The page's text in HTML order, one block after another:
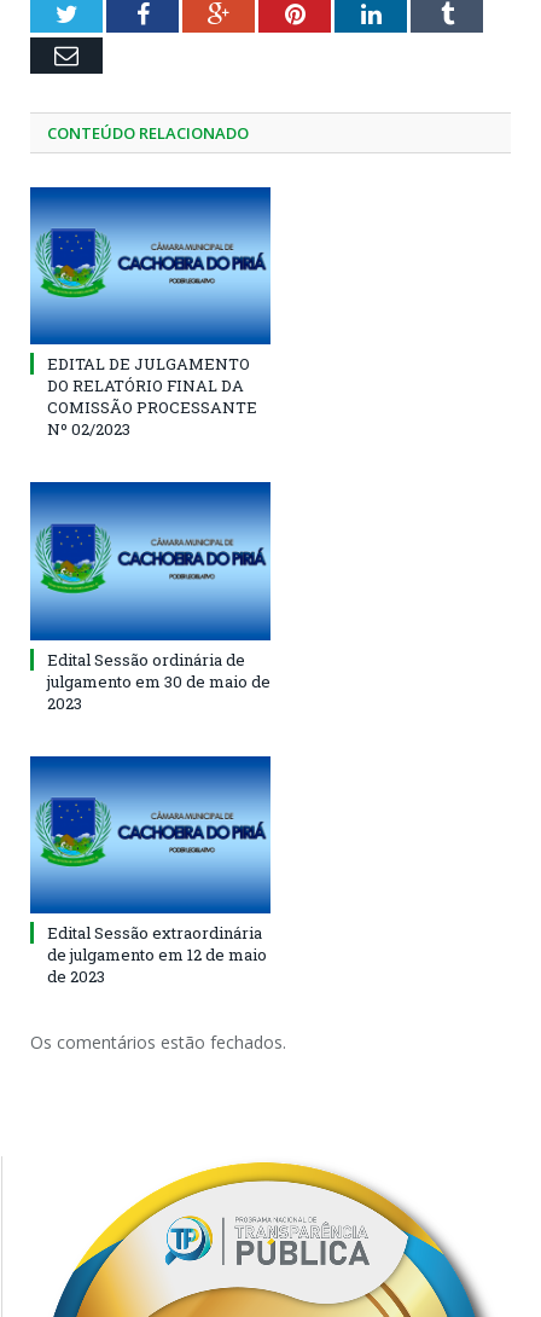
TwitterFacebookGoogle+PinterestLinkedInTumblr
Email
CONTEÚDO RELACIONADO
EDITAL DE JULGAMENTO
DO RELATÓRIO FINAL DA
COMISSÃO PROCESSANTE
Nº 02/2023
Edital Sessão ordinária de
julgamento em 30 de maio de
2023
Edital Sessão extraordinária
de julgamento em 12 de maio
de 2023
Os comentários estão fechados.